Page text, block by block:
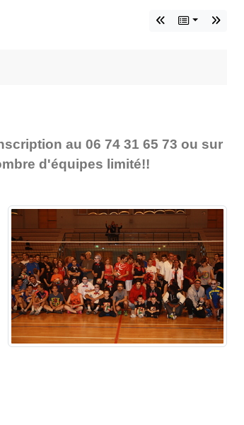
au 06 74 31 65 73 ou sur
d'équipes limité!!